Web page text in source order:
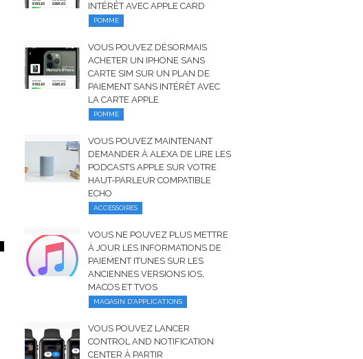
INTÉRÊT AVEC APPLE CARD
POMME
VOUS POUVEZ DÉSORMAIS
ACHETER UN IPHONE SANS
CARTE SIM SUR UN PLAN DE
PAIEMENT SANS INTÉRÊT AVEC
LA CARTE APPLE
POMME
VOUS POUVEZ MAINTENANT
DEMANDER À ALEXA DE LIRE LES
PODCASTS APPLE SUR VOTRE
HAUT-PARLEUR COMPATIBLE
ECHO
ACCESSOIRES
VOUS NE POUVEZ PLUS METTRE
À JOUR LES INFORMATIONS DE
PAIEMENT ITUNES SUR LES
ANCIENNES VERSIONS IOS,
MACOS ET TVOS
MAGASIN D'APPLICATIONS
VOUS POUVEZ LANCER
CONTROL AND NOTIFICATION
CENTER À PARTIR